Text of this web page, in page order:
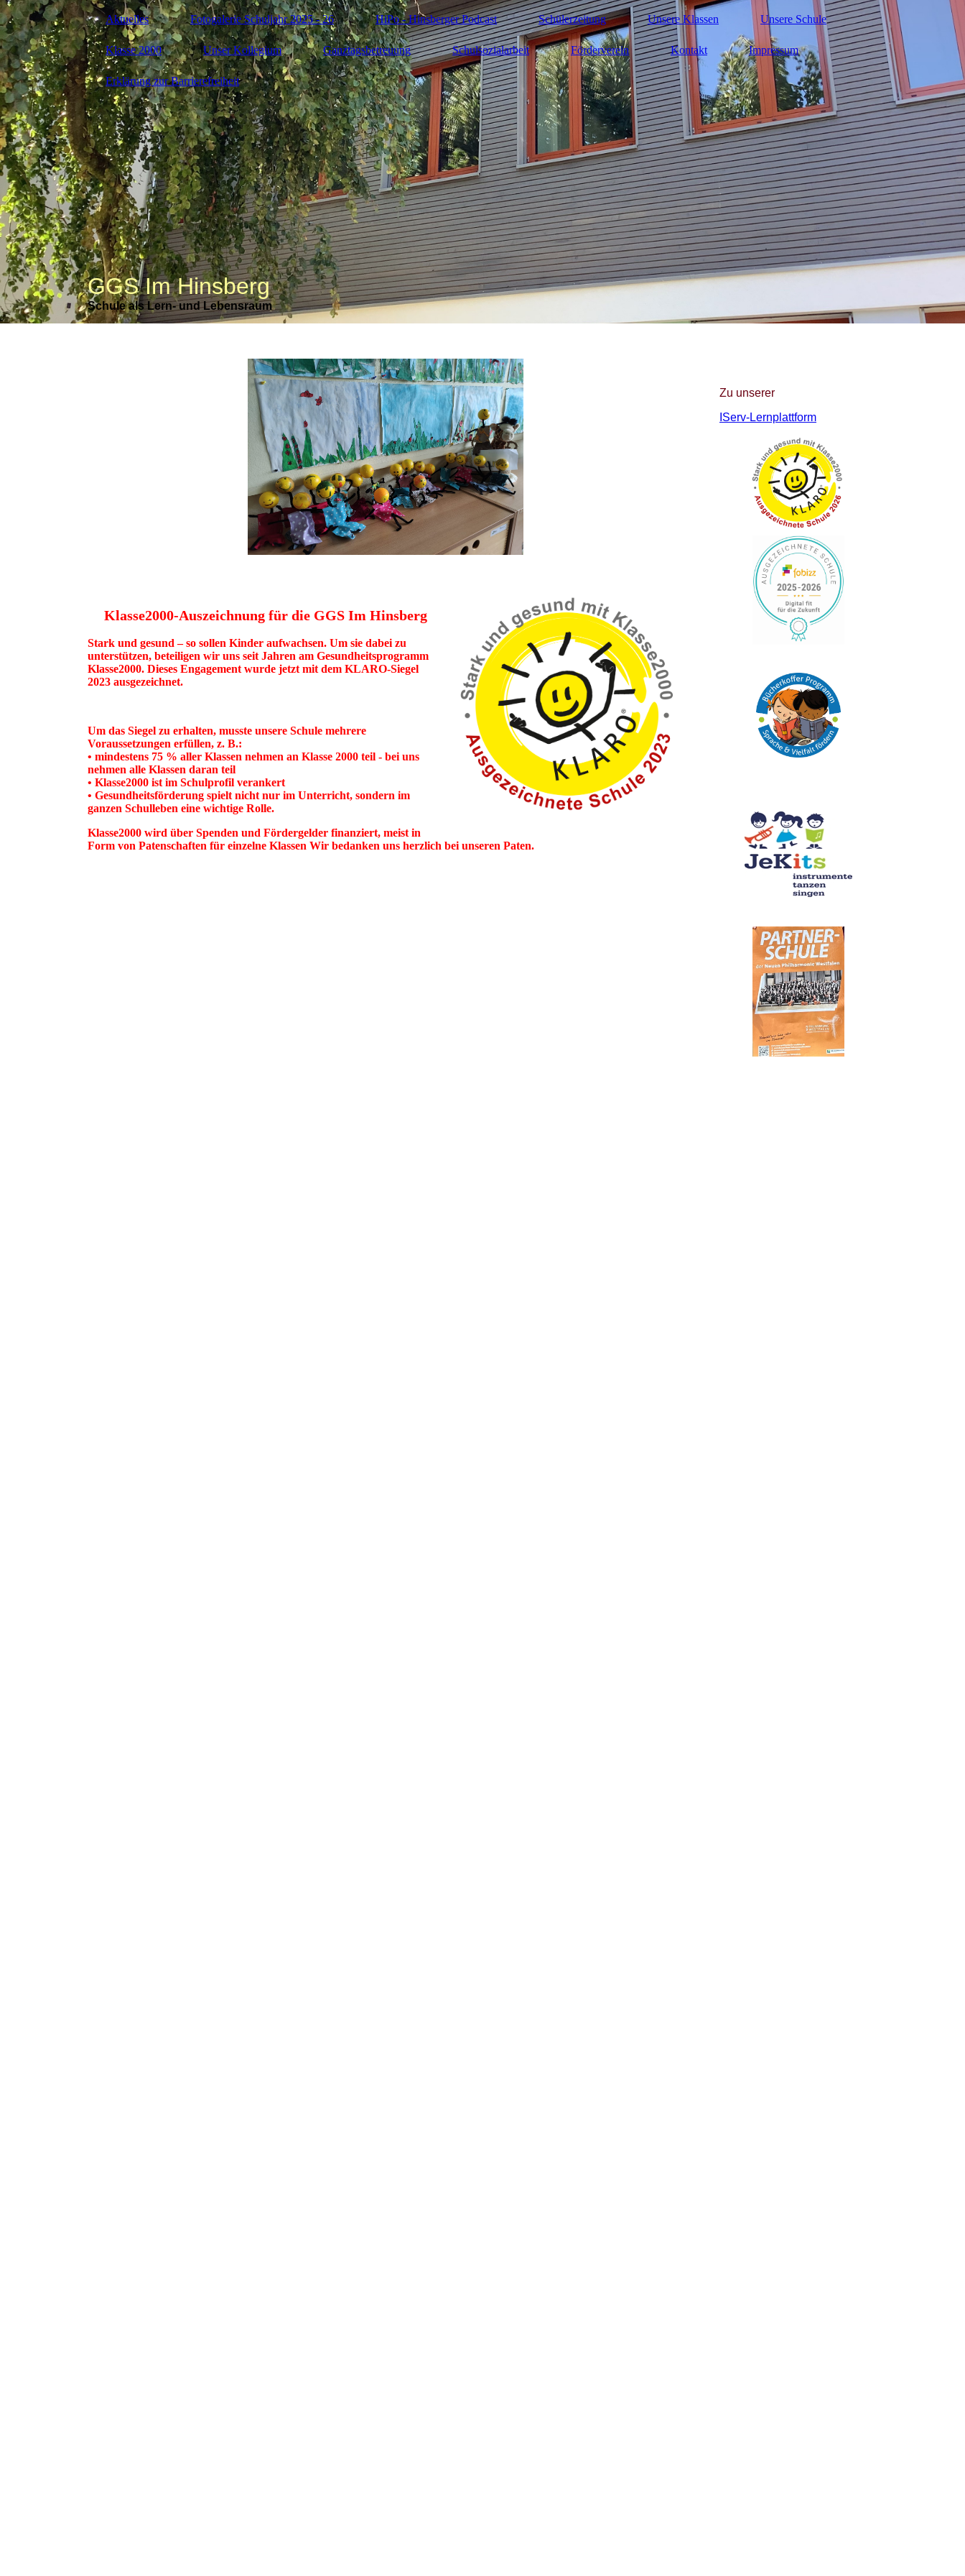
Aktuelles Fotogalerie Schuljahr 2025 - 26 HiPo - Hinsberger Podcast Schülerzeitung Unsere Klassen Unsere Schule
Klasse 2000 Unser Kollegium Ganztagsbetreuung Schulsozialarbeit Förderverein Kontakt Impressum
Erklärung zur Barrierefreiheit
GGS Im Hinsberg
Schule als Lern- und Lebensraum
Klasse2000-Auszeichnung für die GGS Im Hinsberg
Stark und gesund – so sollen Kinder aufwachsen. Um sie dabei zu
unterstützen, beteiligen wir uns seit Jahren am Gesundheitsprogramm
Klasse2000. Dieses Engagement wurde jetzt mit dem KLARO-Siegel
2023 ausgezeichnet.
Um das Siegel zu erhalten, musste unsere Schule mehrere
Voraussetzungen erfüllen, z. B.:
• mindestens 75 % aller Klassen nehmen an Klasse 2000 teil - bei uns
nehmen alle Klassen daran teil
• Klasse2000 ist im Schulprofil verankert
• Gesundheitsförderung spielt nicht nur im Unterricht, sondern im
ganzen Schulleben eine wichtige Rolle.
Klasse2000 wird über Spenden und Fördergelder finanziert, meist in
Form von Patenschaften für einzelne Klassen Wir bedanken uns herzlich bei unseren Paten.
Zu unserer
IServ-Lernplattform